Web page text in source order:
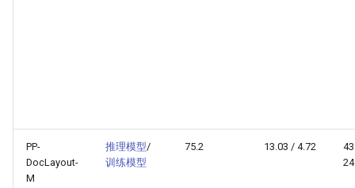
PP-
DocLayout-
M
推理模型/
训练模型
75.2 13.03 / 4.72